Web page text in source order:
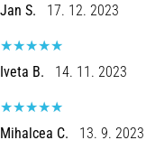
de
também
conhecido
síndrome
do
Jan S. 17. 12. 2023
Iveta B. 14. 11. 2023
Mihalcea C. 13. 9. 2023